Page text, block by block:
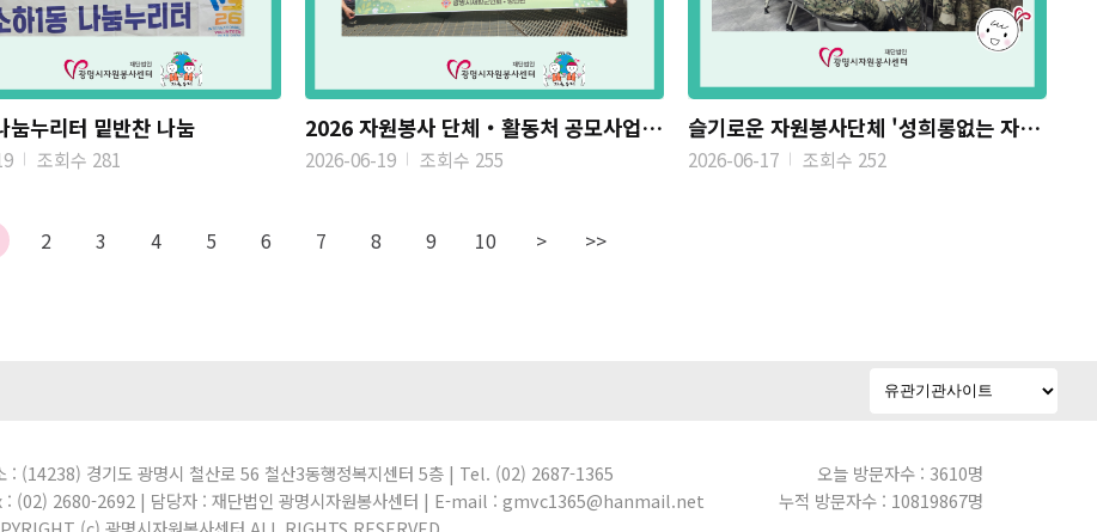
눔누리터 밑반찬 나눔
조회수 281
2026 자원봉사 단체‧활동처 공모사업 '광명하다' 광명시재향군...
2026-06-19 조회수 255
슬기로운 자원봉사단체 '성희롱없는 자원봉사' 교육 -대한민국...
2026-06-17 조회수 252
2 3 4 5 6 7 8 9 10 > >>
: (14238) 경기도 광명시 철산로 56 철산3동행정복지센터 5층 | Tel. (02) 2687-1365
: (02) 2680-2692 | 담당자 : 재단법인 광명시자원봉사센터 | E-mail : gmvc1365@hanmail.net
오늘 방문자수 : 3610명
누적 방문자수 : 10819867명